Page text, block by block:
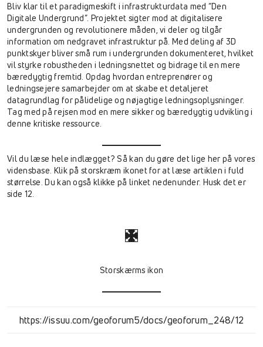
Bliv klar til et paradigmeskift i infrastrukturdata med ”Den
Digitale Undergrund”. Projektet sigter mod at digitalisere
undergrunden og revolutionere måden, vi deler og tilgår
information om nedgravet infrastruktur på. Med deling af 3D
punktskyer bliver små rum i undergrunden dokumenteret, hvilket
vil styrke robustheden i ledningsnettet og bidrage til en mere
bæredygtig fremtid. Opdag hvordan entreprenører og
ledningsejere samarbejder om at skabe et detaljeret
datagrundlag for pålidelige og nøjagtige ledningsoplysninger.
Tag med på rejsen mod en mere sikker og bæredygtig udvikling i
denne kritiske ressource.
Vil du læse hele indlægget? Så kan du gøre det lige her på vores
vidensbase. Klik på storskræm ikonet for at læse artiklen i fuld
størrelse. Du kan også klikke på linket nedenunder. Husk det er
side 12.
Storskærms ikon
https://issuu.com/geoforum5/docs/geoforum_248/12